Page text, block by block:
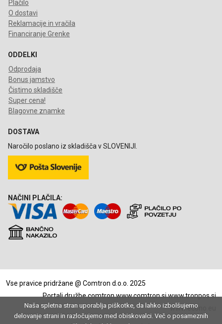
Plačilo
O dostavi
Reklamacije in vračila
Financiranje Grenke
ODDELKI
Odprodaja
Bonus jamstvo
Čistimo skladišče
Super cena!
Blagovne znamke
DOSTAVA
Naročilo poslano iz skladišča v SLOVENIJI.
NAČINI PLAČILA:
Vse pravice pridržane @ Comtron d.o.o. 2025
Portali družbe comtronwww.comtron.siwww.tronpos.si
www.econo.eu
Naša spletna stran uporablja piškotke, da lahko izbolšujemo
delovanje strani in razločujemo med obiskovalci. Več o posameznih